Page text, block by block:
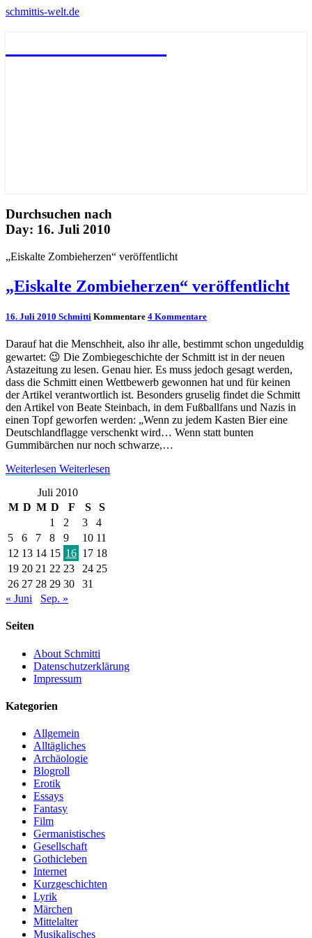
schmittis-welt.de
Durchsuchen nach
Day: 16. Juli 2010
„Eiskalte Zombieherzen“ veröffentlicht
„Eiskalte Zombieherzen“ veröffentlicht
16. Juli 2010 Schmitti Kommentare 4 Kommentare
Darauf hat die Menschheit, also ihr alle, bestimmt schon ungeduldig
gewartet: 😉 Die Zombiegeschichte der Schmitt ist in der neuen
Astazeitung zu lesen. Genau hier. Es muss jedoch gesagt werden,
dass die Schmitt einen Wettbewerb gewonnen hat und für keinen
der Artikel verantwortlich ist. Besonders gruselig findet die Schmitt
den Artikel von Beate Steinbach, in dem Fußballfans und Nazis in
einen Topf geworfen werden: „Wenn zu jedem Kasten Bier eine
Deutschlandflagge verschenkt wird… Wenn statt bunten
Gummibärchen nur noch schwarze,…
Weiterlesen Weiterlesen
Juli 2010
M D M D F S
S
1
2 3
4
5
6 7 8 9 10 11
12 13 14 15 16 17 18
19 20 21 22 23 24 25
26 27 28 29 30
31
« Juni
Sep. »
Seiten
About Schmitti
Datenschutzerklärung
Impressum
Kategorien
Allgemein
Alltägliches
Archäologie
Blogroll
Erotik
Essays
Fantasy
Film
Germanistisches
Gesellschaft
Gothicleben
Internet
Kurzgeschichten
Lyrik
Märchen
Mittelalter
Musikalisches